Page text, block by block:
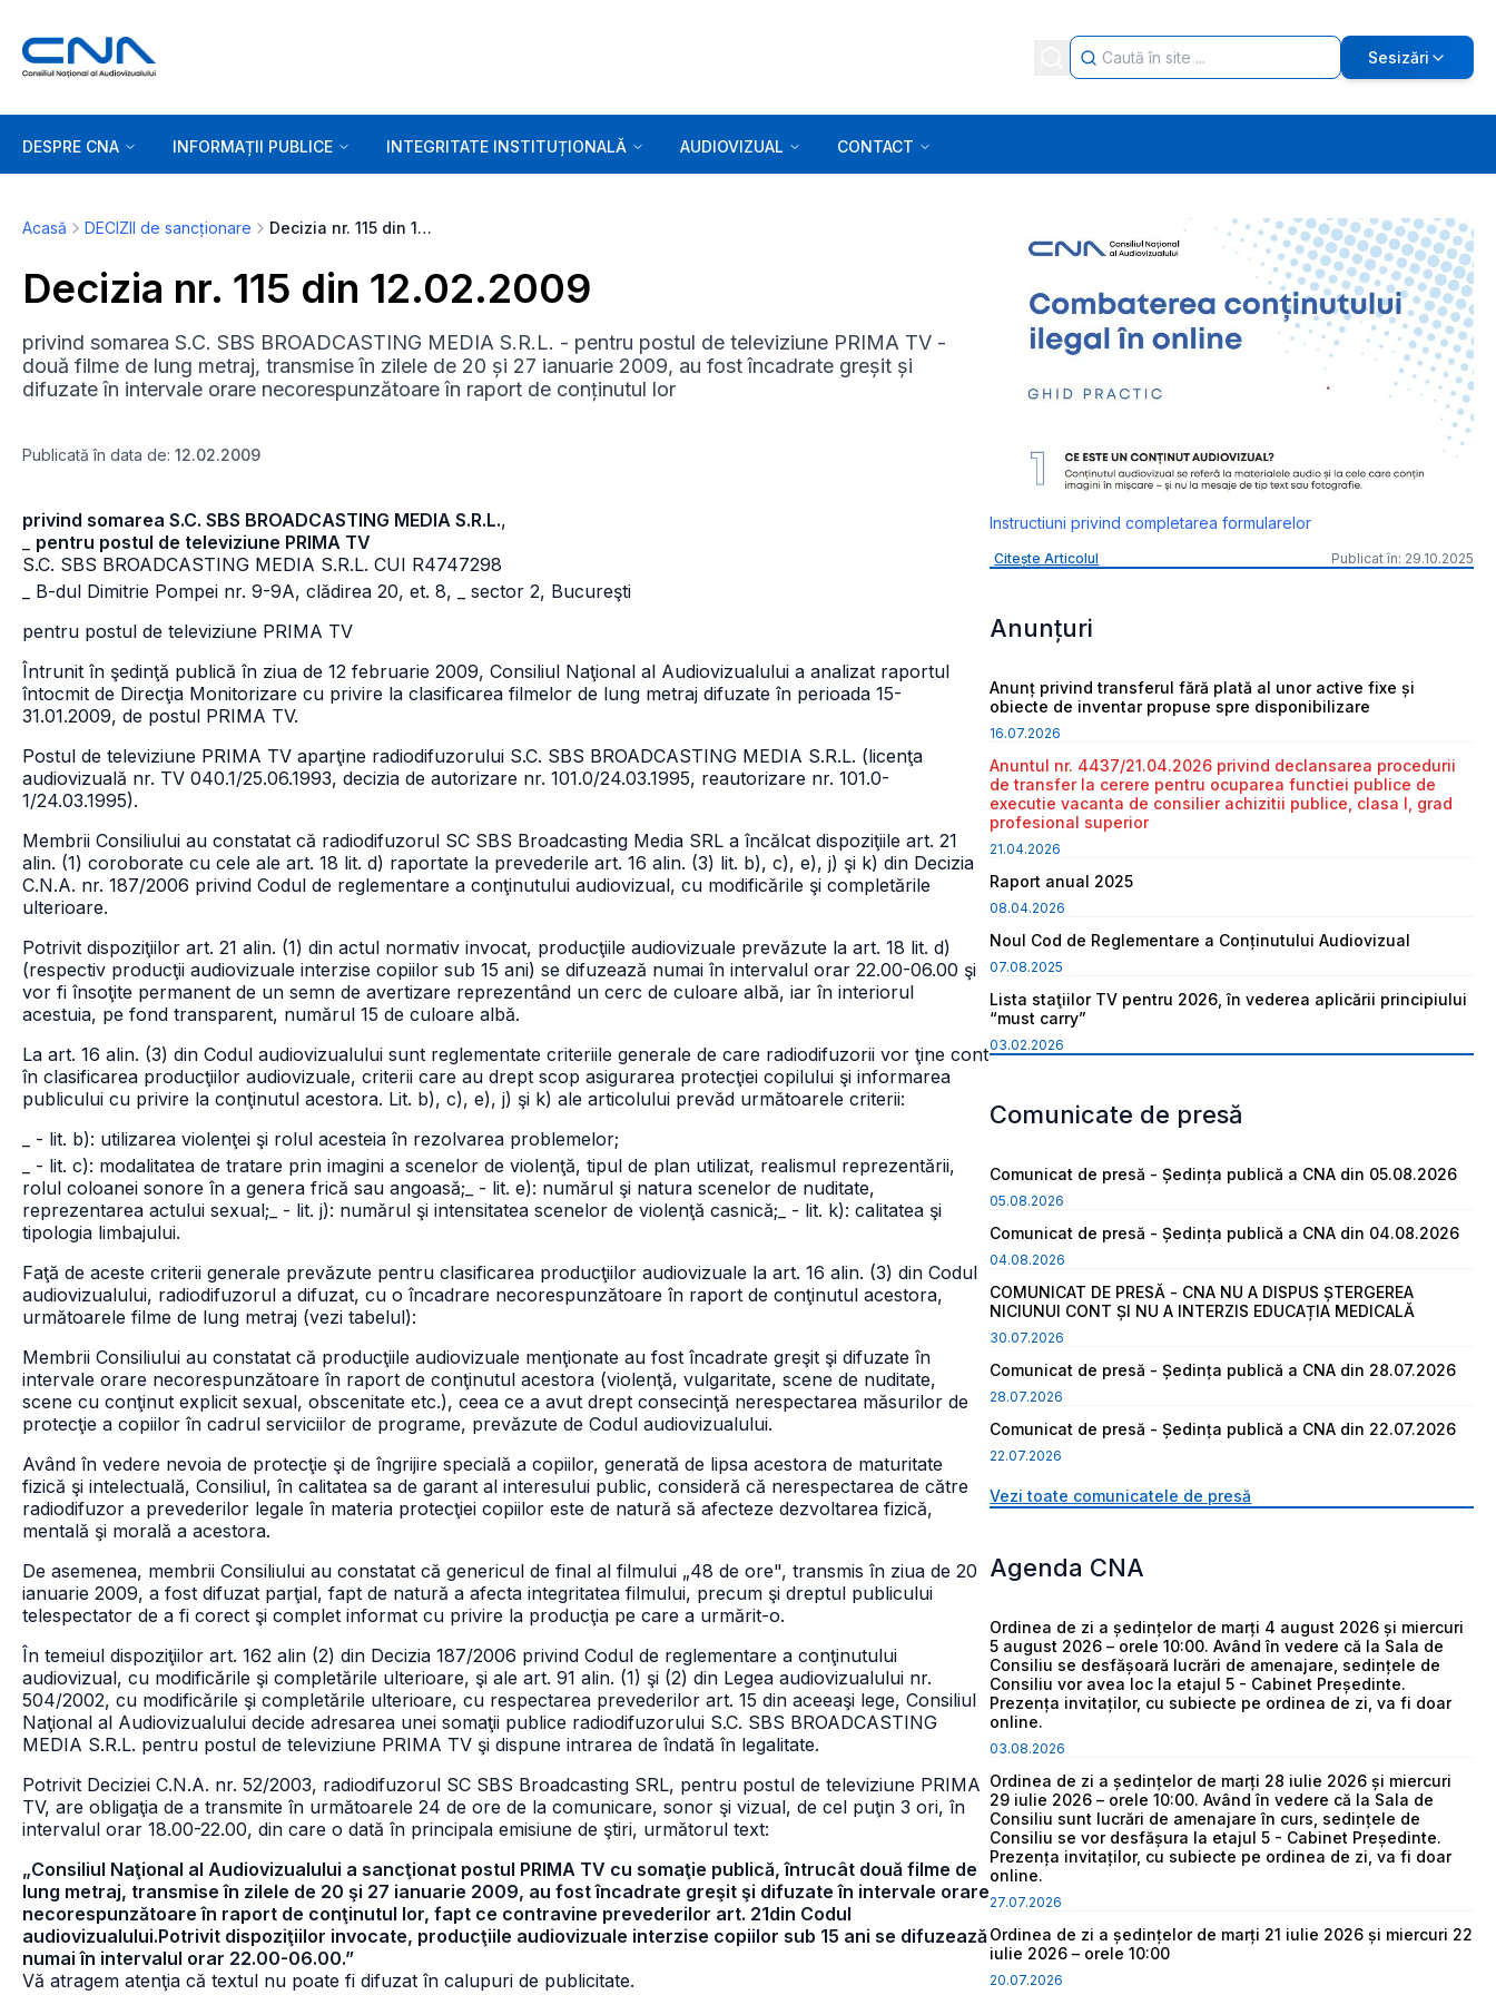
Sesizări
DESPRE CNA INFORMAȚII PUBLICE INTEGRITATE INSTITUȚIONALĂ AUDIOVIZUAL CONTACT
Acasă DECIZII de sancționare Decizia nr. 115 din 12.02.2009
Decizia nr. 115 din 12.02.2009
privind somarea S.C. SBS BROADCASTING MEDIA S.R.L. - pentru postul de televiziune PRIMA TV -
două filme de lung metraj, transmise în zilele de 20 și 27 ianuarie 2009, au fost încadrate greșit și
difuzate în intervale orare necorespunzătoare în raport de conținutul lor
Publicată în data de: 12.02.2009
privind somarea S.C. SBS BROADCASTING MEDIA S.R.L.,
pentru postul de televiziune PRIMA TV
S.C. SBS BROADCASTING MEDIA S.R.L. CUI R4747298
_ B-dul Dimitrie Pompei nr. 9-9A, clădirea 20, et. 8,
_ sector 2, Bucureşti
pentru postul de televiziune PRIMA TV
Întrunit în şedinţă publică în ziua de 12 februarie 2009, Consiliul Naţional al Audiovizualului a analizat raportul
întocmit de Direcţia Monitorizare cu privire la clasificarea filmelor de lung metraj difuzate în perioada 15-
31.01.2009, de postul PRIMA TV.
Postul de televiziune PRIMA TV aparţine radiodifuzorului S.C. SBS BROADCASTING MEDIA S.R.L. (licenţa
audiovizuală nr. TV 040.1/25.06.1993, decizia de autorizare nr. 101.0/24.03.1995, reautorizare nr. 101.0-
1/24.03.1995).
Membrii Consiliului au constatat că radiodifuzorul SC SBS Broadcasting Media SRL a încălcat dispoziţiile art. 21
alin. (1) coroborate cu cele ale art. 18 lit. d) raportate la prevederile art. 16 alin. (3) lit. b), c), e), j) şi k) din Decizia
C.N.A. nr. 187/2006 privind Codul de reglementare a conţinutului audiovizual, cu modificările şi completările
ulterioare.
Potrivit dispoziţiilor art. 21 alin. (1) din actul normativ invocat, producţiile audiovizuale prevăzute la art. 18 lit. d)
(respectiv producţii audiovizuale interzise copiilor sub 15 ani) se difuzează numai în intervalul orar 22.00-06.00 şi
vor fi însoţite permanent de un semn de avertizare reprezentând un cerc de culoare albă, iar în interiorul
acestuia, pe fond transparent, numărul 15 de culoare albă.
La art. 16 alin. (3) din Codul audiovizualului sunt reglementate criteriile generale de care radiodifuzorii vor ţine cont
în clasificarea producţiilor audiovizuale, criterii care au drept scop asigurarea protecţiei copilului şi informarea
publicului cu privire la conţinutul acestora. Lit. b), c), e), j) şi k) ale articolului prevăd următoarele criterii:
_ - lit. b): utilizarea violenţei şi rolul acesteia în rezolvarea problemelor;
_ - lit. c): modalitatea de tratare prin imagini a scenelor de violenţă, tipul de plan utilizat, realismul reprezentării,
rolul coloanei sonore în a genera frică sau angoasă; _ - lit. e): numărul şi natura scenelor de nuditate,
reprezentarea actului sexual; _ - lit. j): numărul şi intensitatea scenelor de violenţă casnică; _ - lit. k): calitatea şi
tipologia limbajului.
Faţă de aceste criterii generale prevăzute pentru clasificarea producţiilor audiovizuale la art. 16 alin. (3) din Codul
audiovizualului, radiodifuzorul a difuzat, cu o încadrare necorespunzătoare în raport de conţinutul acestora,
următoarele filme de lung metraj (vezi tabelul):
Membrii Consiliului au constatat că producţiile audiovizuale menţionate au fost încadrate greşit şi difuzate în
intervale orare necorespunzătoare în raport de conţinutul acestora (violenţă, vulgaritate, scene de nuditate,
scene cu conţinut explicit sexual, obscenitate etc.), ceea ce a avut drept consecinţă nerespectarea măsurilor de
protecţie a copiilor în cadrul serviciilor de programe, prevăzute de Codul audiovizualului.
Având în vedere nevoia de protecţie şi de îngrijire specială a copiilor, generată de lipsa acestora de maturitate
fizică şi intelectuală, Consiliul, în calitatea sa de garant al interesului public, consideră că nerespectarea de către
radiodifuzor a prevederilor legale în materia protecţiei copiilor este de natură să afecteze dezvoltarea fizică,
mentală şi morală a acestora.
De asemenea, membrii Consiliului au constatat că genericul de final al filmului „48 de ore", transmis în ziua de 20
ianuarie 2009, a fost difuzat parţial, fapt de natură a afecta integritatea filmului, precum şi dreptul publicului
telespectator de a fi corect şi complet informat cu privire la producţia pe care a urmărit-o.
În temeiul dispoziţiilor art. 162 alin (2) din Decizia 187/2006 privind Codul de reglementare a conţinutului
audiovizual, cu modificările şi completările ulterioare, şi ale art. 91 alin. (1) şi (2) din Legea audiovizualului nr.
504/2002, cu modificările şi completările ulterioare, cu respectarea prevederilor art. 15 din aceeaşi lege, Consiliul
Naţional al Audiovizualului decide adresarea unei somaţii publice radiodifuzorului S.C. SBS BROADCASTING
MEDIA S.R.L. pentru postul de televiziune PRIMA TV şi dispune intrarea de îndată în legalitate.
Potrivit Deciziei C.N.A. nr. 52/2003, radiodifuzorul SC SBS Broadcasting SRL, pentru postul de televiziune PRIMA
TV, are obligaţia de a transmite în următoarele 24 de ore de la comunicare, sonor şi vizual, de cel puţin 3 ori, în
intervalul orar 18.00-22.00, din care o dată în principala emisiune de ştiri, următorul text:
„Consiliul Naţional al Audiovizualului a sancţionat postul PRIMA TV cu somaţie publică, întrucât două filme de
lung metraj, transmise în zilele de 20 şi 27 ianuarie 2009, au fost încadrate greşit şi difuzate în intervale orare
necorespunzătoare în raport de conţinutul lor, fapt ce contravine prevederilor art. 21din Codul
audiovizualului.Potrivit dispoziţiilor invocate, producţiile audiovizuale interzise copiilor sub 15 ani se difuzează
numai în intervalul orar 22.00-06.00.”
Vă atragem atenţia că textul nu poate fi difuzat în calupuri de publicitate.
Instructiuni privind completarea formularelor
Citește Articolul Publicat în: 29.10.2025
Anunțuri
Anunț privind transferul fără plată al unor active fixe și
obiecte de inventar propuse spre disponibilizare
16.07.2026
Anuntul nr. 4437/21.04.2026 privind declansarea procedurii
de transfer la cerere pentru ocuparea functiei publice de
executie vacanta de consilier achizitii publice, clasa I, grad
profesional superior
21.04.2026
Raport anual 2025
08.04.2026
Noul Cod de Reglementare a Conținutului Audiovizual
07.08.2025
Lista staţiilor TV pentru 2026, în vederea aplicării principiului
“must carry”
03.02.2026
Comunicate de presă
Comunicat de presă - Ședința publică a CNA din 05.08.2026
05.08.2026
Comunicat de presă - Ședința publică a CNA din 04.08.2026
04.08.2026
COMUNICAT DE PRESĂ - CNA NU A DISPUS ȘTERGEREA
NICIUNUI CONT ȘI NU A INTERZIS EDUCAȚIA MEDICALĂ
30.07.2026
Comunicat de presă - Ședința publică a CNA din 28.07.2026
28.07.2026
Comunicat de presă - Ședința publică a CNA din 22.07.2026
22.07.2026
Vezi toate comunicatele de presă
Agenda CNA
Ordinea de zi a ședințelor de marți 4 august 2026 și miercuri
5 august 2026 – orele 10:00. Având în vedere că la Sala de
Consiliu se desfășoară lucrări de amenajare, sedințele de
Consiliu vor avea loc la etajul 5 - Cabinet Președinte.
Prezența invitaților, cu subiecte pe ordinea de zi, va fi doar
online.
03.08.2026
Ordinea de zi a ședințelor de marți 28 iulie 2026 și miercuri
29 iulie 2026 – orele 10:00. Având în vedere că la Sala de
Consiliu sunt lucrări de amenajare în curs, sedințele de
Consiliu se vor desfășura la etajul 5 - Cabinet Președinte.
Prezența invitaților, cu subiecte pe ordinea de zi, va fi doar
online.
27.07.2026
Ordinea de zi a ședințelor de marți 21 iulie 2026 și miercuri 22
iulie 2026 – orele 10:00
20.07.2026